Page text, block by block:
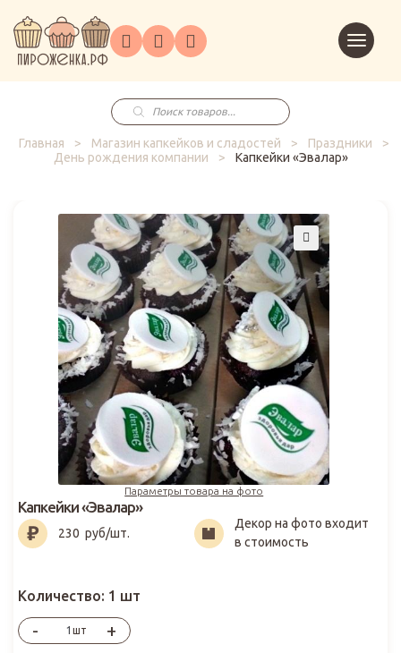
ГлавнаяКаталог
на
заказ
Праздники
Корпоративным
клиентам
в
корзину
Поиск
товаров
Главная
> Магазин капкейков и сладостей > Праздники
>
День рождения компании
> Капкейки «Эвалар»
Параметры товара на фото
230₽
Капкейки «Эвалар»
230 руб/шт.
Декор на фото входит
в стоимость
Количество: 1 шт
- шт +